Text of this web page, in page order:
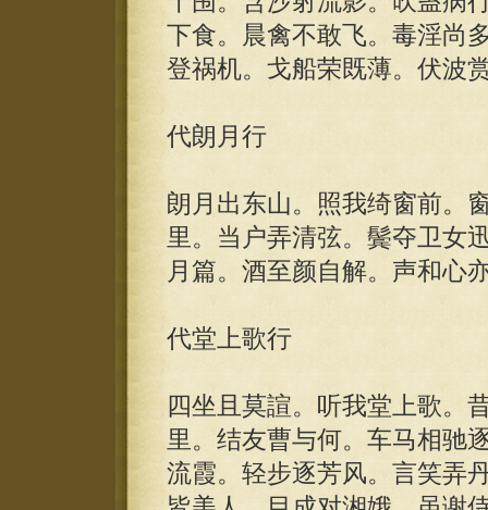
下食。晨禽不敢飞。毒淫尚
登祸机。戈船荣既薄。伏波
代朗月行
朗月出东山。照我绮窗前。
里。当户弄清弦。鬓夺卫女
月篇。酒至颜自解。声和心
代堂上歌行
四坐且莫諠。听我堂上歌。
里。结友曹与何。车马相驰
流霞。轻步逐芳风。言笑弄